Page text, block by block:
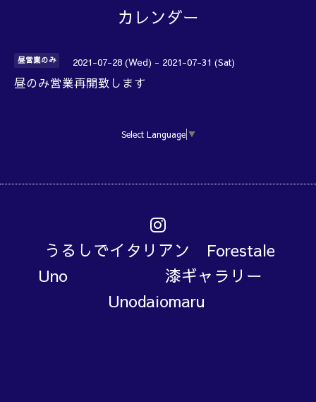
カレンダー
昼営業のみ 2021-07-28 (Wed) - 2021-07-31 (Sat)
昼のみ営業再開致します
Select Language ▼
うるしでイタリアン Forestale
Uno 漆ギャラリー
Unodaiomaru